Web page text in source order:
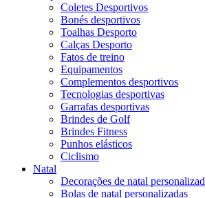
Coletes Desportivos
Bonés desportivos
Toalhas Desporto
Calças Desporto
Fatos de treino
Equipamentos
Complementos desportivos
Tecnologias desportivas
Garrafas desportivas
Brindes de Golf
Brindes Fitness
Punhos elásticos
Ciclismo
Natal
Decorações de natal
Bolas de natal personalizadas